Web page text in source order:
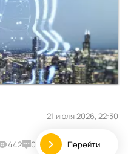
21 июля 2026, 22:30
442 0 Перейти